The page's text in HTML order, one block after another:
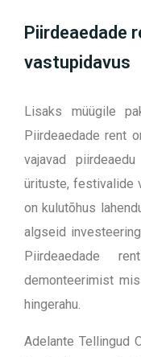
Piirdeaedade
vastupidavus
Lisaks müügile
Piirdeaedade rent
vajavad
ürituste, festivalide
on kulutõhus
algseid
Piirdeaedade
demonteerimist
hingerahu.
Adelante Tellingud